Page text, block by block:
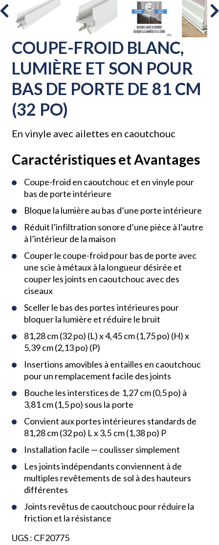
COUPE-FROID BLANC,
LUMIÈRE ET SON POUR
BAS DE PORTE DE 81 CM
(32 PO)
En vinyle avec ailettes en caoutchouc
Caractéristiques et Avantages
Coupe-froid en caoutchouc et en vinyle pour
bas de porte intérieure
Bloque la lumière au bas d’une porte intérieure
Réduit l’infiltration sonore d’une pièce à l’autre
à l’intérieur de la maison
Couper le coupe-froid pour bas de porte avec
une scie à métaux à la longueur désirée et
couper les joints en caoutchouc avec des
ciseaux
Sceller le bas des portes intérieures pour
bloquer la lumière et réduire le bruit
81,28 cm (32 po) (L) x 4,45 cm (1,75 po) (H) x
5,39 cm (2,13 po) (P)
Insertions amovibles à entailles en caoutchouc
pour un remplacement facile des joints
Bouche les interstices de 1,27 cm (0,5 po) à
3,81 cm (1,5 po) sous la porte
Convient aux portes intérieures standards de
81,28 cm (32 po) L x 3,5 cm (1,38 po) P
Installation facile — coulisser simplement
Les joints indépendants conviennent à de
multiples revêtements de sol à des hauteurs
différentes
Joints revêtus de caoutchouc pour réduire la
friction et la résistance
UGS : CF20775